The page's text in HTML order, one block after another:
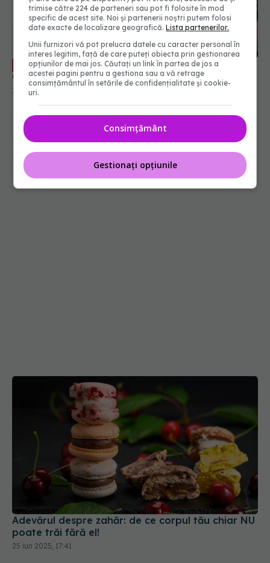
EXCLUSIV 6 greșeli frecvente din Postul
Crăciunului. Dr. Lygia Alexandrescu vine cu sfaturi
14 noi 2025, 11:45
Adevărul despre zahăr: de ce corpul tău chiar NU
poate trăi fără el!
25 iun 2025, 17:41
trimise către 224 de parteneri sau pot fi folosite în mod
specific de acest site. Noi și partenerii noștri putem folosi
date exacte de localizare geografică.Lista partenerilor.
Unii furnizori vă pot prelucra datele cu caracter personal în
interes legitim, față de care puteți obiecta prin gestionarea
opțiunilor de mai jos. Căutați un link în partea de jos a
acestei pagini pentru a gestiona sau a vă retrage
consimțământul în setările de confidențialitate și cookie-
uri.
Consimțământ
Gestionați opțiunile